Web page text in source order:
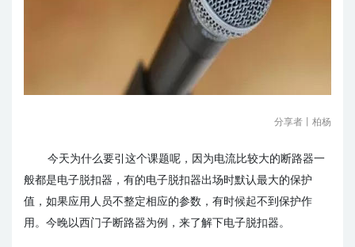
分享者丨柏杨
今天为什么要引这个课题呢，因为电流比较大的断路器一
般都是电子脱扣器，有的电子脱扣器出场时默认最大的保护
值，如果应用人员不整定相应的参数，有时候起不到保护作
用。 今晚以西门子断路器为例，来了解下电子脱扣器。